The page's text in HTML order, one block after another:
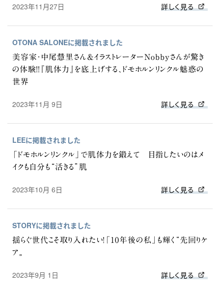
2023年11月27日 詳しく見る
OTONA SALONEに掲載されました
美容家・中尾慧里さん＆イラストレーターNobbyさんが驚き
の体験！！『肌体力』を底上げする、ドモホルンリンクル魅惑の
世界
2023年11月 9日 詳しく見る
LEEに掲載されました
「ドモホルンリンクル」で肌体力を鍛えて 目指したいのはメ
イクも自分も“活きる”肌
2023年10月 6日 詳しく見る
STORYに掲載されました
揺らぐ世代こそ取り入れたい！「10年後の私」も輝く“先回りケ
ア„
2023年9月 1日 詳しく見る